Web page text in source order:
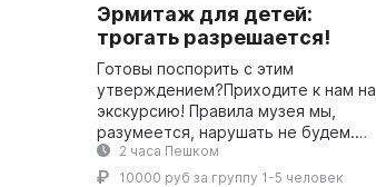
Эрмитаж для детей:
трогать разрешается!
Готовы поспорить с этим
утверждением?Приходите к нам на
экскурсию! Правила музея мы,
разумеется, нарушать не будем.
Напротив, в начале обязательно
проговорим их ещё раз и обсудим
2 часа Пешком
10000 руб за группу 1-5 человек